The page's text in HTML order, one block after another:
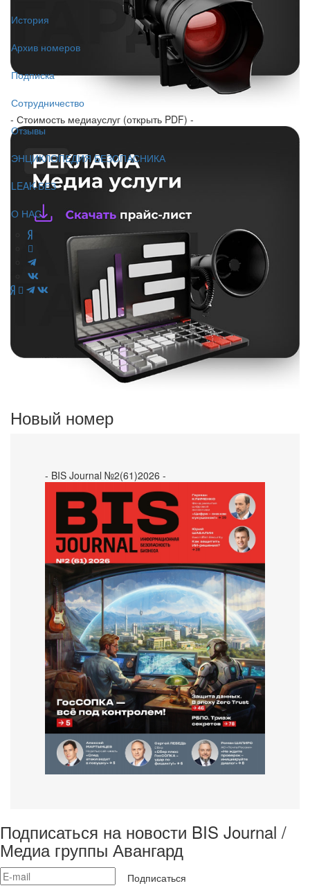
История
Архив номеров
Подписка
Сотрудничество
Отзывы
ЭНЦИКЛОПЕДИЯ БЕЗОПАСНИКА
LEAK-БЕЗ
О НАС
- Стоимость медиауслуг (открыть PDF) -
Новый номер
- BIS Journal №2(61)2026 -
Подписаться на новости BIS Journal /
Медиа группы Авангард
Подписаться